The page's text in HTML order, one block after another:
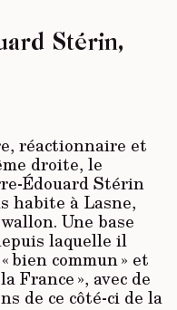
Stérin,
réactionnaire et
droite, le
Édouard Stérin
habite à Lasne,
Une base
laquelle il
bien commun » et
France », avec de
de ce côté-ci de la